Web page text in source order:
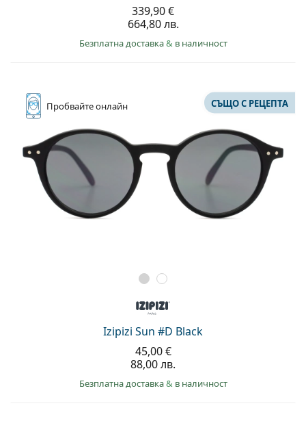
339,90 €
664,80 лв.
Безплатна доставка& в наличност
Пробвайтеонлайн
Izipizi Sun #D Black
СЪЩО С РЕЦЕПТА
45,00 €
88,00 лв.
Безплатна доставка& в наличност